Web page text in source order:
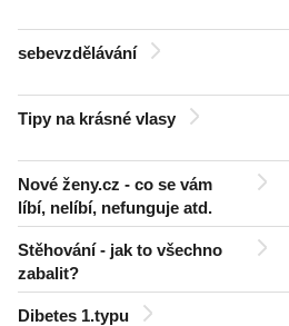
sebevzdělávání
Tipy na krásné vlasy
Nové ženy.cz - co se vám
líbí, nelíbí, nefunguje atd.
Stěhování - jak to všechno
zabalit?
Dibetes 1.typu